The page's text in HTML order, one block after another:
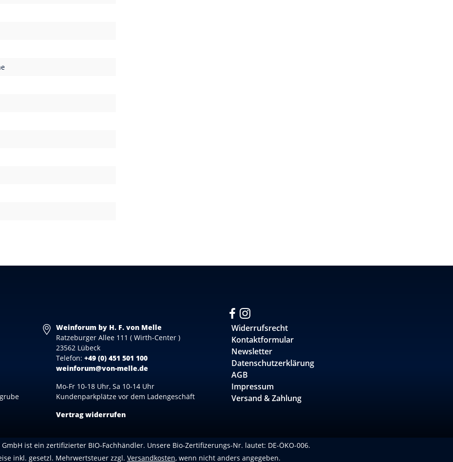
Weinforum by H. F. von Melle
Ratzeburger Allee 111 ( Wirth-Center )
23562 Lübeck
Telefon: +49 (0) 451 501 100
weinforum@von-melle.de
Mo-Fr 10-18 Uhr, Sa 10-14 Uhr
Kundenparkplätze vor dem Ladengeschäft
Vertrag widerrufen
Widerrufsrecht
Kontaktformular
Newsletter
Datenschutzerklärung
AGB
Impressum
Versand & Zahlung
GmbH ist ein zertifizierter BIO-Fachhändler. Unsere Bio-Zertifizerungs-Nr. lautet: DE-ÖKO-006.
inkl. gesetzl. Mehrwertsteuer zzgl. Versandkosten, wenn nicht anders angegeben.